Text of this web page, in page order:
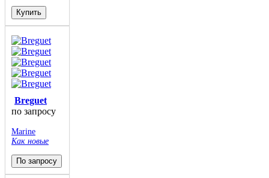
Купить
Breguet
по запросу
Marine
Как новые
По запросу